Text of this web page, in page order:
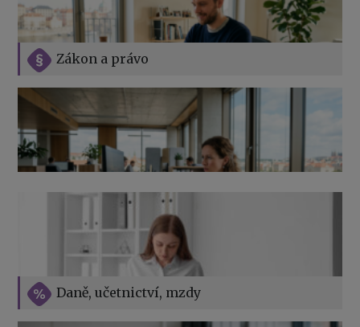
Daně, učetnictví, mzdy
Zákon a právo
Vše o překážkách v práci na straně zaměstnavatele
Jak na podnikání při rodičovské dovolené
Přehledy pro OSSZ a zdravotní pojišťovny – jak na ně
v roce 2026